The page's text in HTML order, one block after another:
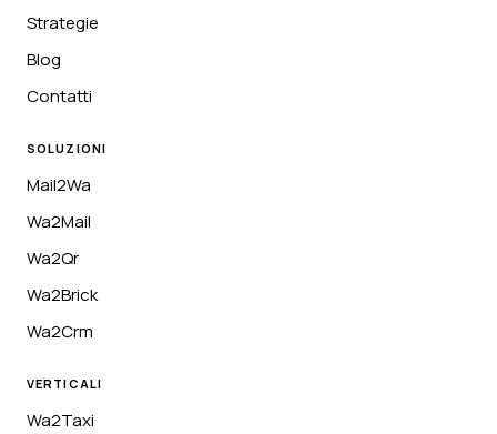
Strategie
Blog
Contatti
SOLUZIONI
Mail2Wa
Wa2Mail
Wa2Qr
Wa2Brick
Wa2Crm
VERTICALI
Wa2Taxi